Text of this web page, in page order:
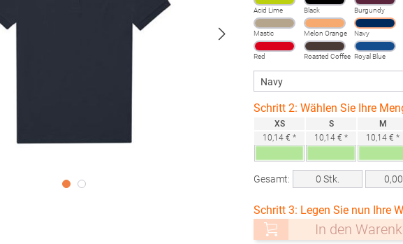
Acid Lime Black Burgundy
Mastic Melon Orange Navy
Red Roasted Coffee Royal Blue
Schritt 2: Wählen Sie Ihre
XS
10,14 € *
S
10,14 € *
M
10,14 € *
Gesamt: 0 Stk.
Schritt 3: Legen Sie nun Ihre
In den